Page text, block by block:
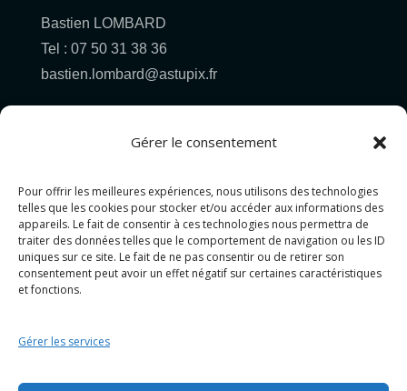
Gérer le consentement
Pour offrir les meilleures expériences, nous utilisons des technologies
telles que les cookies pour stocker et/ou accéder aux informations des
appareils. Le fait de consentir à ces technologies nous permettra de
traiter des données telles que le comportement de navigation ou les ID
uniques sur ce site. Le fait de ne pas consentir ou de retirer son
consentement peut avoir un effet négatif sur certaines caractéristiques
et fonctions.
Gérer les services
Bastien LOMBARD
Tel : 07 50 31 38 36
bastien.lombard@astupix.fr
Pour allez plus loin...
PHOTOGRAPHIE
GRAPHISME
Politique de confidentialité